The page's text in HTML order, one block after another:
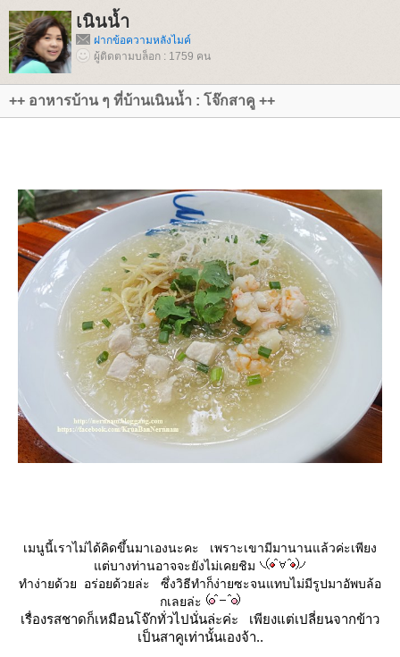
เนินน้ำ
ฝากข้อความหลังไมค์
ผู้ติดตามบล็อก : 1759 คน
++ อาหารบ้าน ๆ ที่บ้านเนินน้ำ : โจ๊กสาคู ++
เมนูนี้เราไม่ได้คิดขึ้นมาเองนะคะ เพราะเขามีมานานแล้วค่ะเพียง
ต่บางท่านอาจจะยังไม่เคยชิม
ทำง่ายด้วย อร่อยด้วยล่ะ ซึ่งวิธีทำก็ง่ายซะจนแทบไม่มีรูปมาอัพบล้อ
กเลยล่ะ
เรื่องรสชาดก็เหมือนโจ๊กทั่วไปนั่นล่ะค่ะ เพียงแต่เปลี่ยนจากข้าว
เป็นสาคูเท่านั้นเองจ้า..